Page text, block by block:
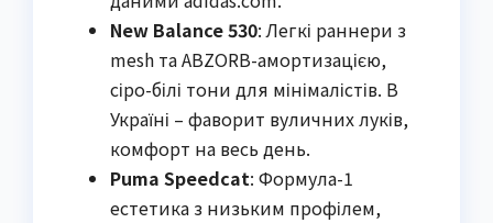
New Balance 530: Легкі раннери з
mesh та ABZORB-амортизацією,
сіро-білі тони для мінімалістів. В
Україні – фаворит вуличних луків,
комфорт на весь день.
Puma Speedcat: Формула-1
естетика з низьким профілем,